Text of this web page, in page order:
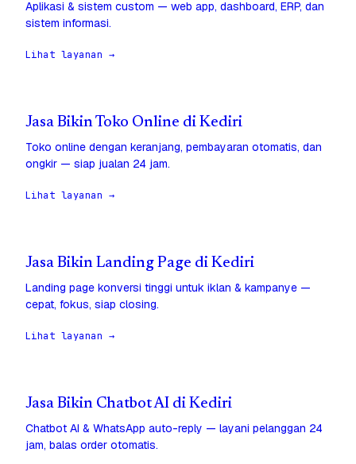
Aplikasi & sistem custom — web app, dashboard, ERP, dan
sistem informasi.
Lihat layanan →
Jasa Bikin Toko Online di Kediri
Toko online dengan keranjang, pembayaran otomatis, dan
ongkir — siap jualan 24 jam.
Lihat layanan →
Jasa Bikin Landing Page di Kediri
Landing page konversi tinggi untuk iklan & kampanye —
cepat, fokus, siap closing.
Lihat layanan →
Jasa Bikin Chatbot AI di Kediri
Chatbot AI & WhatsApp auto-reply — layani pelanggan 24
jam, balas order otomatis.